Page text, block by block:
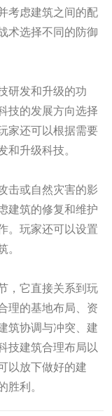
考虑建筑之间的配
术选择不同的防御
研发和升级的功
技的发展方向选择
家还可以根据需要
升级科技。
击或自然灾害的影
建筑的修复和维护
。玩家还可以设置
，它直接关系到玩
理的基地布局、资
筑协调与冲突、建
技建筑合理布局以
以放下做好的建
利。